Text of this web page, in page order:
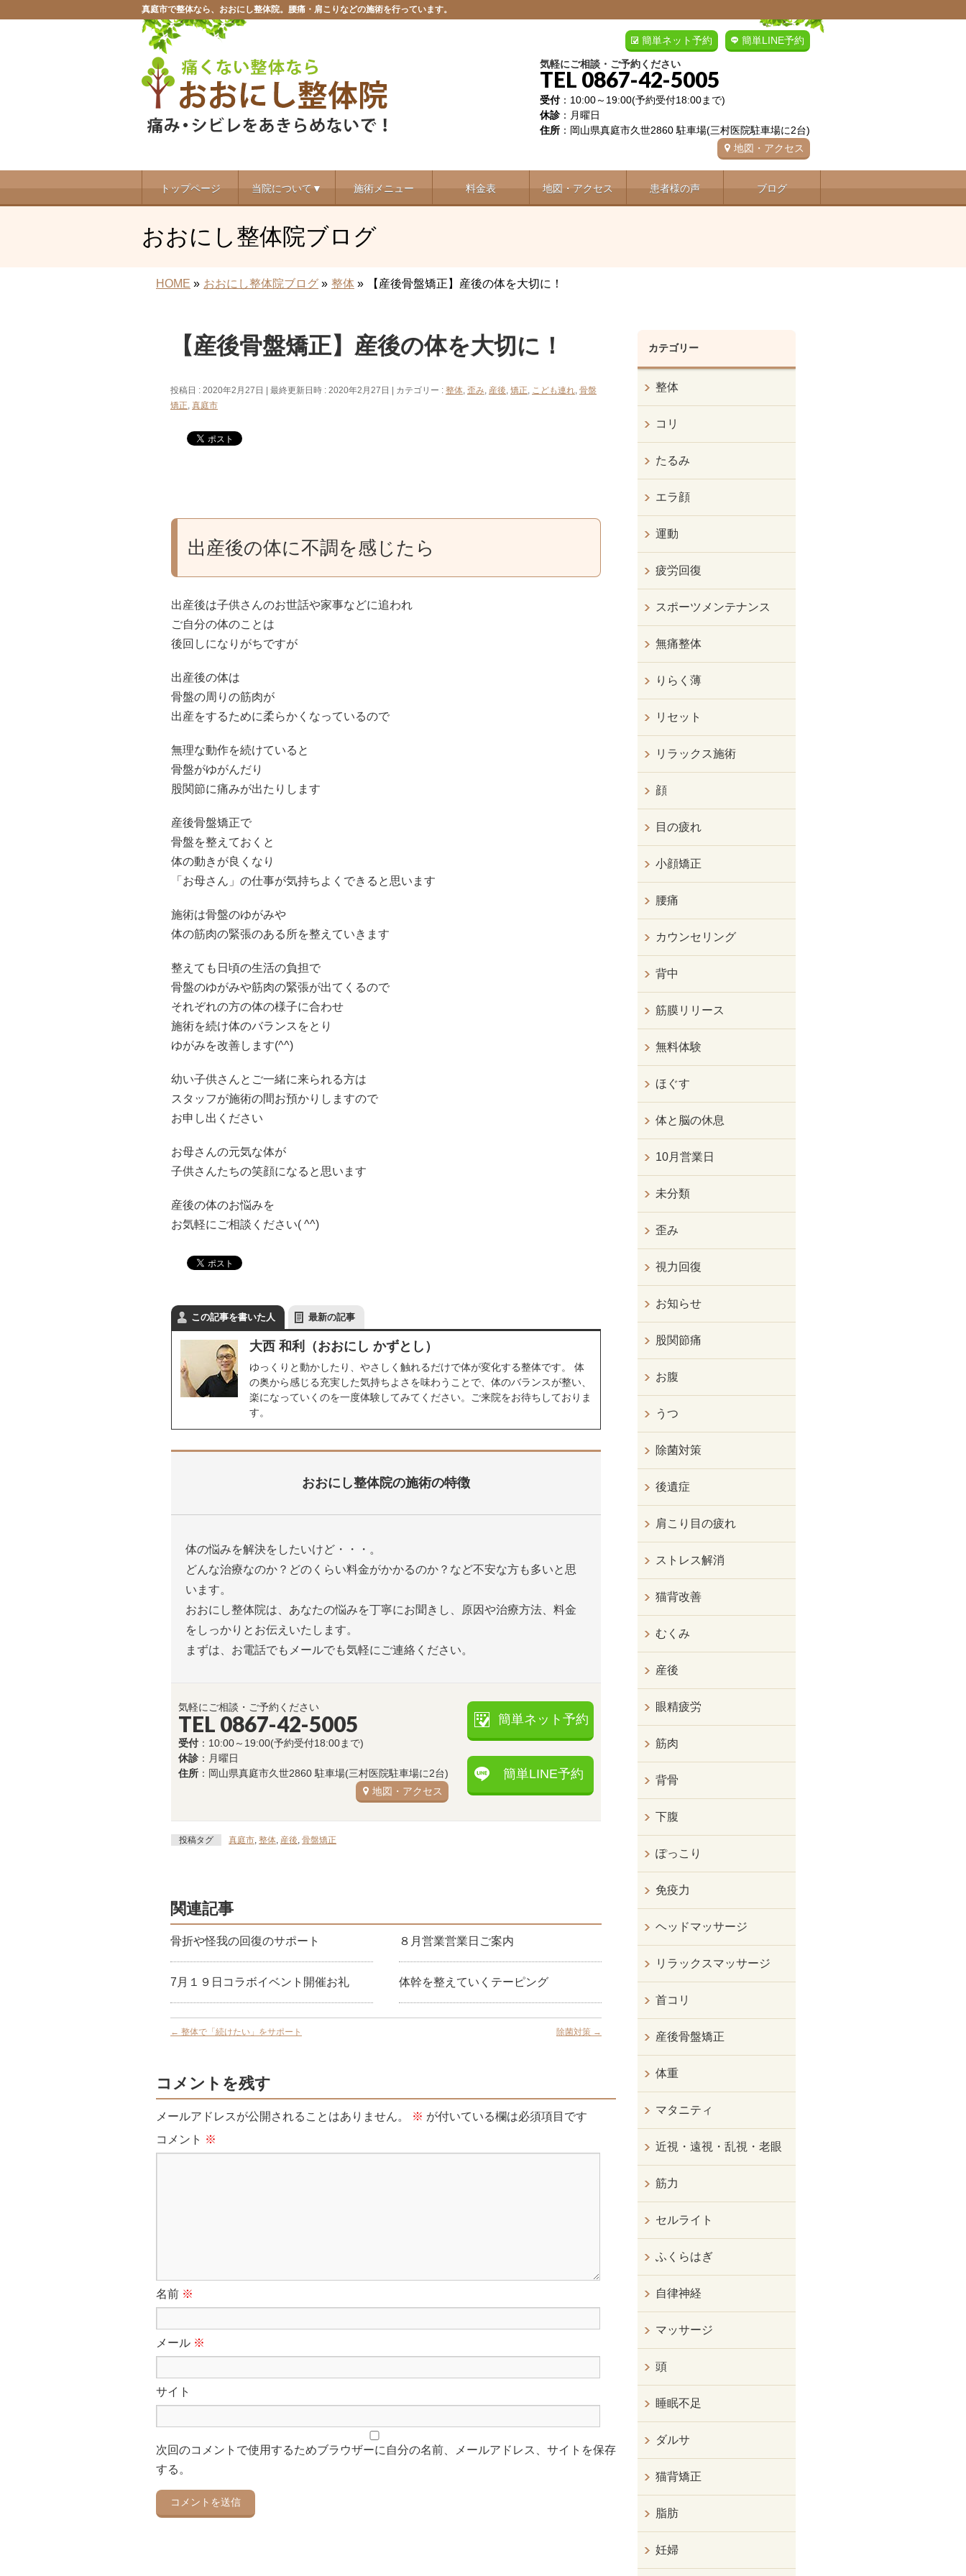
真庭市で整体なら、おおにし整体院。腰痛・肩こりなどの施術を行っています。
簡単LINE予約
簡単ネット予約
気軽にご相談・ご予約ください
TEL 0867-42-5005
受付：10:00～19:00(予約受付18:00まで)
休診：月曜日
住所 ：岡山県真庭市久世2860 駐車場(三村医院駐車場に2台)
地図・アクセス
トップページ 当院について▼ 施術メニュー 料金表 地図・アクセス 患者様の声 ブログ
おおにし整体院ブログ
HOME » おおにし整体院ブログ » 整体 » 【産後骨盤矯正】産後の体を大切に！
【産後骨盤矯正】産後の体を大切に！
投稿日 : 2020年2月27日 最終更新日時 : 2020年2月27日 カテゴリー : 整体, 歪み, 産後, 矯正, こども連れ, 骨盤
矯正, 真庭市
出産後の体に不調を感じたら
出産後は子供さんのお世話や家事などに追われ
ご自分の体のことは
後回しになりがちですが
出産後の体は
骨盤の周りの筋肉が
出産をするために柔らかくなっているので
無理な動作を続けていると
骨盤がゆがんだり
股関節に痛みが出たりします
産後骨盤矯正で
骨盤を整えておくと
体の動きが良くなり
「お母さん」の仕事が気持ちよくできると思います
施術は骨盤のゆがみや
体の筋肉の緊張のある所を整えていきます
整えても日頃の生活の負担で
骨盤のゆがみや筋肉の緊張が出てくるので
それぞれの方の体の様子に合わせ
施術を続け体のバランスをとり
ゆがみを改善します(^^)
幼い子供さんとご一緒に来られる方は
スタッフが施術の間お預かりしますので
お申し出ください
お母さんの元気な体が
子供さんたちの笑顔になると思います
産後の体のお悩みを
お気軽にご相談ください( ^^)
この記事を書いた人 最新の記事
大西 和利（おおにし かずとし）
ゆっくりと動かしたり、やさしく触れるだけで体が変化する整体です。 体
の奥から感じる充実した気持ちよさを味わうことで、体のバランスが整い、
楽になっていくのを一度体験してみてください。ご来院をお待ちしておりま
す。
おおにし整体院の施術の特徴
体の悩みを解決をしたいけど・・・。
どんな治療なのか？どのくらい料金がかかるのか？など不安な方も多いと思
います。
おおにし整体院は、あなたの悩みを丁寧にお聞きし、原因や治療方法、料金
をしっかりとお伝えいたします。
まずは、お電話でもメールでも気軽にご連絡ください。
気軽にご相談・ご予約ください
TEL 0867-42-5005
受付 ：10:00～19:00(予約受付18:00まで)
休診 ：月曜日
住所 ：岡山県真庭市久世2860 駐車場(三村医院駐車場に2台)
地図・アクセス
簡単ネット予約
簡単LINE予約
投稿タグ 真庭市, 整体, 産後, 骨盤矯正
関連記事
骨折や怪我の回復のサポート ８月営業営業日ご案内
7月１９日コラボイベント開催お礼 体幹を整えていくテーピング
← 整体で「続けたい」をサポート 除菌対策 →
コメントを残す
メールアドレスが公開されることはありません。 ※ が付いている欄は必須項目です
コメント ※
名前 ※
メール ※
サイト
次回のコメントで使用するためブラウザーに自分の名前、メールアドレス、サイトを保存
する。
カテゴリー
整体
コリ
たるみ
エラ顔
運動
疲労回復
スポーツメンテナンス
無痛整体
りらく薄
リセット
リラックス施術
顔
目の疲れ
小顔矯正
腰痛
カウンセリング
背中
筋膜リリース
無料体験
ほぐす
体と脳の休息
10月営業日
未分類
歪み
視力回復
お知らせ
股関節痛
お腹
うつ
除菌対策
後遺症
肩こり目の疲れ
ストレス解消
猫背改善
むくみ
産後
眼精疲労
筋肉
背骨
下腹
ぽっこり
免疫力
ヘッドマッサージ
リラックスマッサージ
首コリ
産後骨盤矯正
体重
マタニティ
近視・遠視・乱視・老眼
筋力
セルライト
ふくらはぎ
自律神経
マッサージ
頭
睡眠不足
ダルサ
猫背矯正
脂肪
妊婦